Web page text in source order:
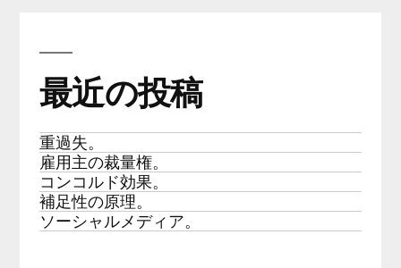
最近の投稿
重過失。
雇用主の裁量権。
コンコルド効果。
補足性の原理。
ソーシャルメディア。